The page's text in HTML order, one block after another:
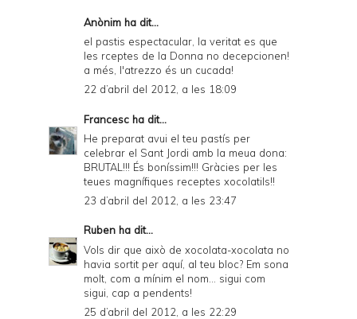
Anònim ha dit...
el pastis espectacular, la veritat es que
les rceptes de la Donna no decepcionen!
a més, l'atrezzo és un cucada!
22 d’abril del 2012, a les 18:09
Francesc ha dit...
He preparat avui el teu pastís per
celebrar el Sant Jordi amb la meua dona:
BRUTAL!!! És boníssim!!! Gràcies per les
teues magnífiques receptes xocolatils!!
23 d’abril del 2012, a les 23:47
Ruben ha dit...
Vols dir que això de xocolata-xocolata no
havia sortit per aquí, al teu bloc? Em sona
molt, com a mínim el nom... sigui com
sigui, cap a pendents!
25 d’abril del 2012, a les 22:29